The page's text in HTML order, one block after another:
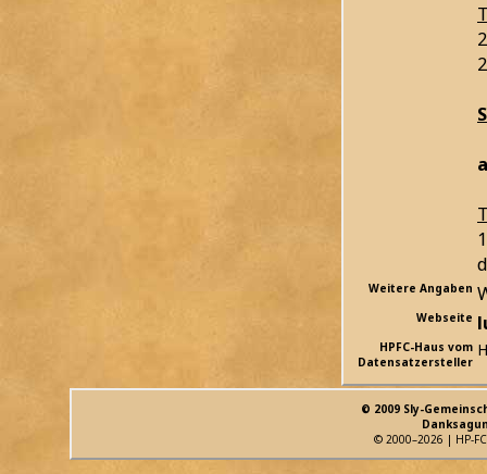
Weitere Angaben
Webseite
HPFC-Haus vom
Datensatzersteller
© 2009 Sly-
© 2000–2026 | HP-